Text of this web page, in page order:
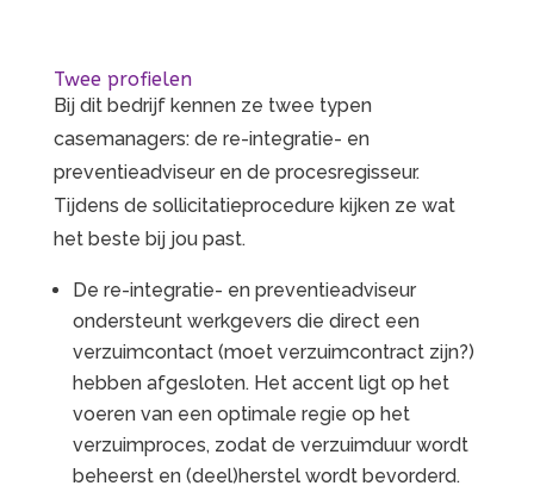
Twee profielen
Bij dit bedrijf kennen ze twee typen
casemanagers: de re-integratie- en
preventieadviseur en de procesregisseur.
Tijdens de sollicitatieprocedure kijken ze wat
het beste bij jou past.
De re-integratie- en preventieadviseur
ondersteunt werkgevers die direct een
verzuimcontact (moet verzuimcontract zijn?)
hebben afgesloten. Het accent ligt op het
voeren van een optimale regie op het
verzuimproces, zodat de verzuimduur wordt
beheerst en (deel)herstel wordt bevorderd.